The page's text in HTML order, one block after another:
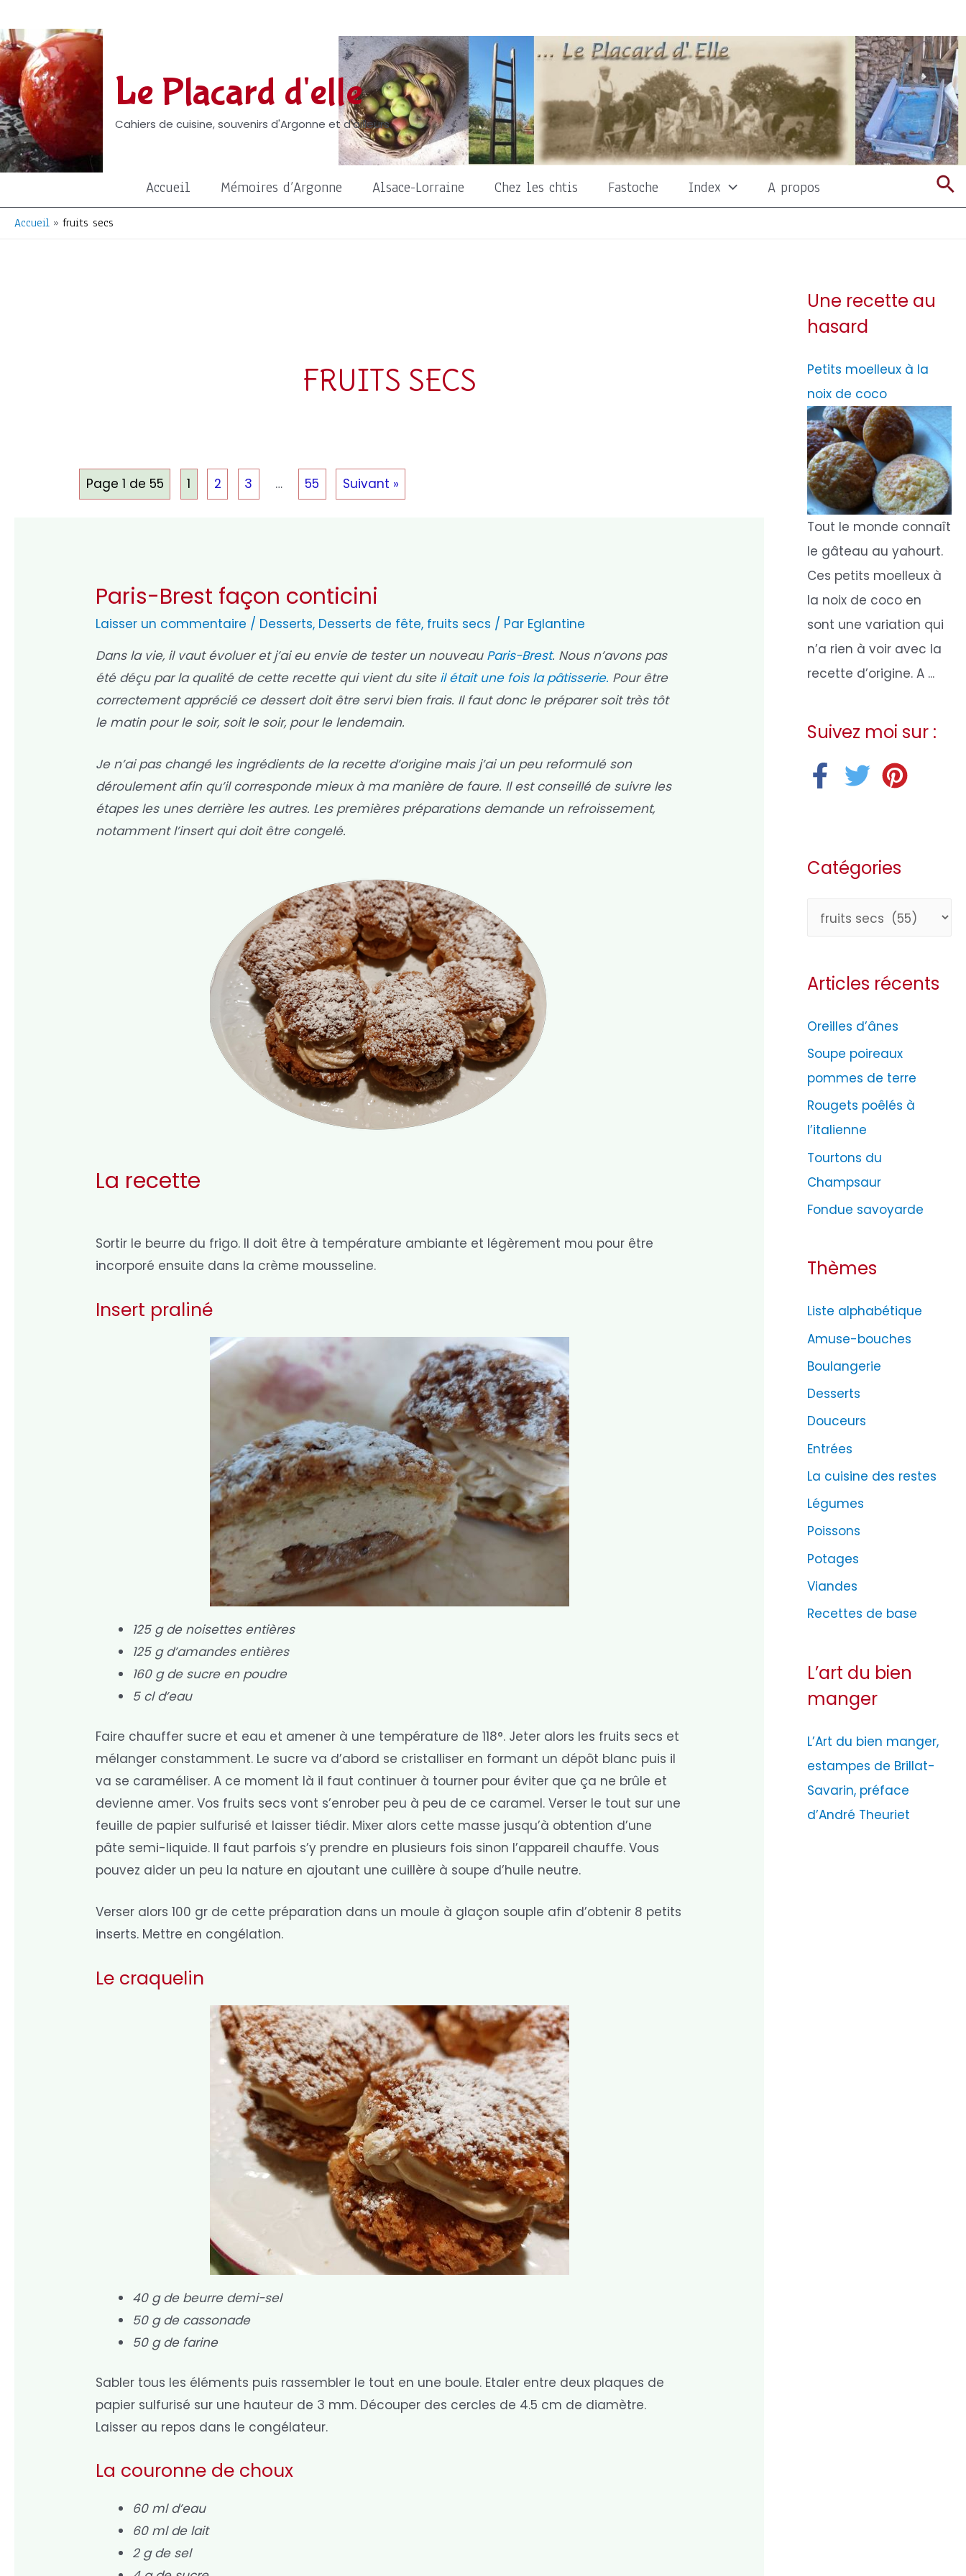
au
contenu
Le Placard d'elle
Cahiers de cuisine, souvenirs d'Argonne et d'ailleurs
Accueil Mémoires d’Argonne Alsace-Lorraine Chez les chtis Fastoche Index A propos
Accueil fruits secs
FRUITS SECS
Page 1 de 55 1 2 3 … 55 Suivant »
Paris-Brest façon conticini
Laisser un commentaire / Desserts, Desserts de fête, fruits secs / Par Eglantine
Dans la vie, il vaut évoluer et j’ai eu envie de tester un nouveau Paris-Brest. Nous n’avons pas
été déçu par la qualité de cette recette qui vient du site il était une fois la pâtisserie. Pour être
correctement apprécié ce dessert doit être servi bien frais. Il faut donc le préparer soit très tôt
le matin pour le soir, soit le soir, pour le lendemain.
Je n’ai pas changé les ingrédients de la recette d’origine mais j’ai un peu reformulé son
déroulement afin qu’il corresponde mieux à ma manière de faure. Il est conseillé de suivre les
étapes les unes derrière les autres. Les premières préparations demande un refroissement,
notamment l’insert qui doit être congelé.
La recette
Sortir le beurre du frigo. Il doit être à température ambiante et légèrement mou pour être
incorporé ensuite dans la crème mousseline.
Insert praliné
125 g de noisettes entières
125 g d’amandes entières
160 g de sucre en poudre
5 cl d’eau
Faire chauffer sucre et eau et amener à une température de 118°. Jeter alors les fruits secs et
mélanger constamment. Le sucre va d’abord se cristalliser en formant un dépôt blanc puis il
va se caraméliser. A ce moment là il faut continuer à tourner pour éviter que ça ne brûle et
devienne amer. Vos fruits secs vont s’enrober peu à peu de ce caramel. Verser le tout sur une
feuille de papier sulfurisé et laisser tiédir. Mixer alors cette masse jusqu’à obtention d’une
pâte semi-liquide. Il faut parfois s’y prendre en plusieurs fois sinon l’appareil chauffe. Vous
pouvez aider un peu la nature en ajoutant une cuillère à soupe d’huile neutre.
Verser alors 100 gr de cette préparation dans un moule à glaçon souple afin d’obtenir 8 petits
inserts. Mettre en congélation.
Le craquelin
40 g de beurre demi-sel
50 g de cassonade
50 g de farine
Sabler tous les éléments puis rassembler le tout en une boule. Etaler entre deux plaques de
papier sulfurisé sur une hauteur de 3 mm. Découper des cercles de 4.5 cm de diamètre.
Laisser au repos dans le congélateur.
La couronne de choux
60 ml d’eau
60 ml de lait
2 g de sel
Une recette au
hasard
Petits moelleux à la
noix de coco
Tout le monde connaît
le gâteau au yahourt.
Ces petits moelleux à
la noix de coco en
sont une variation qui
n’a rien à voir avec la
recette d’origine. A ...
Suivez moi sur :
Catégories
é
o
r
i
e
s
Articles récents
Oreilles d’ânes
Soupe poireaux
pommes de terre
Rougets poêlés à
l’italienne
Tourtons du
Champsaur
Fondue savoyarde
Thèmes
Liste alphabétique
Amuse-bouches
Boulangerie
Desserts
Douceurs
Entrées
La cuisine des restes
Légumes
Poissons
Potages
Viandes
Recettes de base
L’art du bien
manger
L’Art du bien manger,
estampes de Brillat-
Savarin, préface
d’André Theuriet